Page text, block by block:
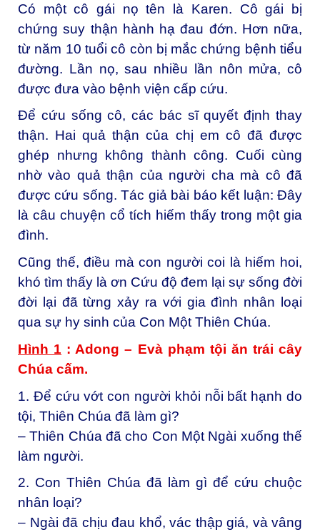
Có một cô gái nọ tên là Karen. Cô gái bị
chứng suy thận hành hạ đau đớn. Hơn nữa,
từ năm 10 tuổi cô còn bị mắc chứng bệnh tiểu
đường. Lần nọ, sau nhiều lần nôn mửa, cô
được đưa vào bệnh viện cấp cứu.
Để cứu sống cô, các bác sĩ quyết định thay
thận. Hai quả thận của chị em cô đã được
ghép nhưng không thành công. Cuối cùng
nhờ vào quả thận của người cha mà cô đã
được cứu sống. Tác giả bài báo kết luận: Đây
là câu chuyện cổ tích hiếm thấy trong một gia
đình.
Cũng thế, điều mà con người coi là hiếm hoi,
khó tìm thấy là ơn Cứu độ đem lại sự sống đời
đời lại đã từng xảy ra với gia đình nhân loại
qua sự hy sinh của Con Một Thiên Chúa.
Hình 1 : Adong – Evà phạm tội ăn trái cây
Chúa cấm.
1. Để cứu vớt con người khỏi nỗi bất hạnh do
tội, Thiên Chúa đã làm gì?
– Thiên Chúa đã cho Con Một Ngài xuống thế
làm người.
2. Con Thiên Chúa đã làm gì để cứu chuộc
nhân loại?
– Ngài đã chịu đau khổ, vác thập giá, và vâng